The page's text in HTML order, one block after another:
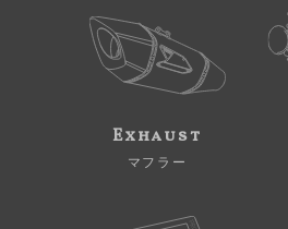
Exhaust
マフラー